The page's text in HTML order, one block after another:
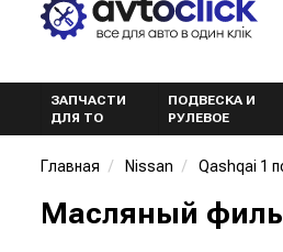
ЗАПЧАСТИ
ДЛЯ ТО
ПОДВЕСКА И
РУЛЕВОЕ
Главная Nissan Qashqai 1
Масляный